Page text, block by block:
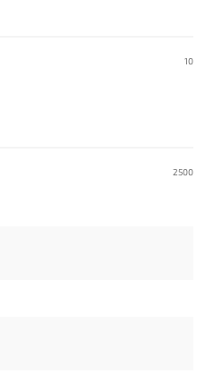
10
2500